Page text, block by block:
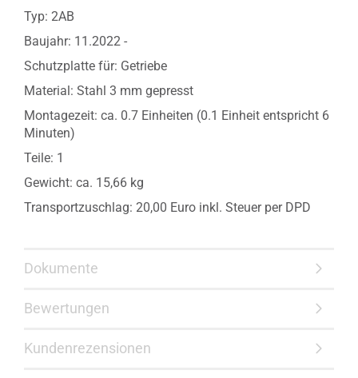
Typ: 2AB
Baujahr: 11.2022 -
Schutzplatte für: Getriebe
Material: Stahl 3 mm gepresst
Montagezeit: ca. 0.7 Einheiten (0.1 Einheit entspricht 6
Minuten)
Teile: 1
Gewicht: ca. 15,66 kg
Transportzuschlag: 20,00 Euro inkl. Steuer per DPD
Dokumente
Bewertungen
Kundenrezensionen